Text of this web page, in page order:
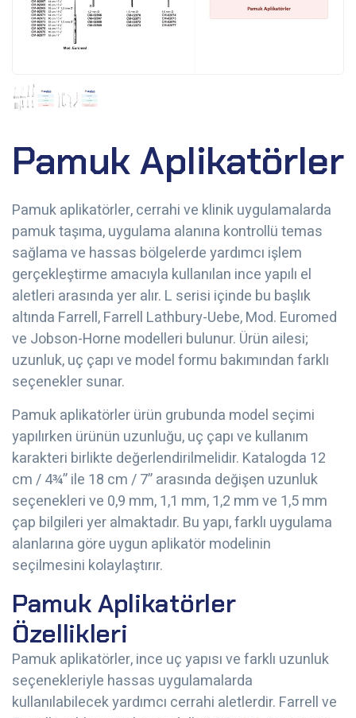
Pamuk Aplikatörler
Pamuk aplikatörler, cerrahi ve klinik uygulamalarda
pamuk taşıma, uygulama alanına kontrollü temas
sağlama ve hassas bölgelerde yardımcı işlem
gerçekleştirme amacıyla kullanılan ince yapılı el
aletleri arasında yer alır. L serisi içinde bu başlık
altında Farrell, Farrell Lathbury-Uebe, Mod. Euromed
ve Jobson-Horne modelleri bulunur. Ürün ailesi;
uzunluk, uç çapı ve model formu bakımından farklı
seçenekler sunar.
Pamuk aplikatörler ürün grubunda model seçimi
yapılırken ürünün uzunluğu, uç çapı ve kullanım
karakteri birlikte değerlendirilmelidir. Katalogda 12
cm / 4¾” ile 18 cm / 7” arasında değişen uzunluk
seçenekleri ve 0,9 mm, 1,1 mm, 1,2 mm ve 1,5 mm
çap bilgileri yer almaktadır. Bu yapı, farklı uygulama
alanlarına göre uygun aplikatör modelinin
seçilmesini kolaylaştırır.
Pamuk Aplikatörler
Özellikleri
Pamuk aplikatörler, ince uç yapısı ve farklı uzunluk
seçenekleriyle hassas uygulamalarda
kullanılabilecek yardımcı cerrahi aletlerdir. Farrell ve